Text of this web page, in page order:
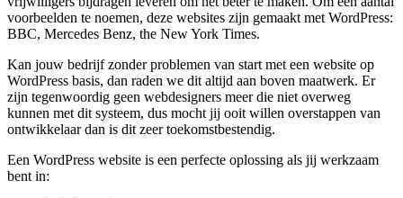
voorbeelden te noemen, deze websites zijn gemaakt met WordPress:
BBC, Mercedes Benz, the New York Times.
Kan jouw bedrijf zonder problemen van start met een website op
WordPress basis, dan raden we dit altijd aan boven maatwerk. Er
zijn tegenwoordig geen webdesigners meer die niet overweg
kunnen met dit systeem, dus mocht jij ooit willen overstappen van
ontwikkelaar dan is dit zeer toekomstbestendig.
Een WordPress website is een perfecte oplossing als jij werkzaam
bent in: